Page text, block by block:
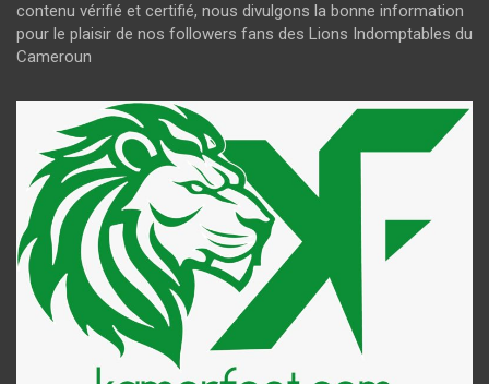
contenu vérifié et certifié, nous divulgons la bonne information
pour le plaisir de nos followers fans des Lions Indomptables du
Cameroun